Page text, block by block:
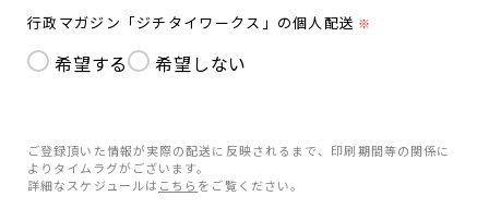
行政マガジン「ジチタイワークス」の個人配送 ※
希望する 希望しない
ご登録頂いた情報が実際の配送に反映されるまで、印刷期間等の関係に
よりタイムラグがございます。
詳細なスケジュールは こちら をご覧ください。